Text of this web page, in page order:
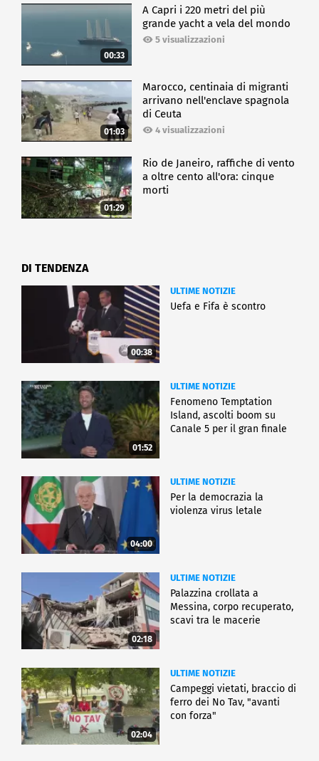
00:33
A Capri i 220 metri del più
grande yacht a vela del mondo
5 visualizzazioni
01:03
Marocco, centinaia di migranti
arrivano nell'enclave spagnola
di Ceuta
4 visualizzazioni
01:29
Rio de Janeiro, raffiche di vento
a oltre cento all'ora: cinque
morti
DI TENDENZA
00:38
ULTIME NOTIZIE
Uefa e Fifa è scontro
01:52
ULTIME NOTIZIE
Fenomeno Temptation
Island, ascolti boom su
Canale 5 per il gran finale
04:00
ULTIME NOTIZIE
Per la democrazia la
violenza virus letale
02:18
ULTIME NOTIZIE
Palazzina crollata a
Messina, corpo recuperato,
scavi tra le macerie
02:04
ULTIME NOTIZIE
Campeggi vietati, braccio di
ferro dei No Tav, "avanti
con forza"